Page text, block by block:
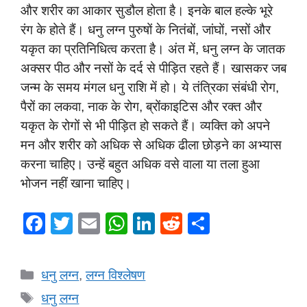
और शरीर का आकार सुडौल होता है। इनके बाल हल्के भूरे
रंग के होते हैं। धनु लग्न पुरुषों के नितंबों, जांघों, नसों और
यकृत का प्रतिनिधित्व करता है। अंत में, धनु लग्न के जातक
अक्सर पीठ और नसों के दर्द से पीड़ित रहते हैं। खासकर जब
जन्म के समय मंगल धनु राशि में हो। ये तंत्रिका संबंधी रोग,
पैरों का लकवा, नाक के रोग, ब्रोंकाइटिस और रक्त और
यकृत के रोगों से भी पीड़ित हो सकते हैं। व्यक्ति को अपने
मन और शरीर को अधिक से अधिक ढीला छोड़ने का अभ्यास
करना चाहिए। उन्हें बहुत अधिक वसे वाला या तला हुआ
भोजन नहीं खाना चाहिए।
F
c
e
T
tt
er
E
ail
W
at
s
Li
R
Categories
धनु लग्न,लग्न विश्लेषण
Tags
धनु लग्न